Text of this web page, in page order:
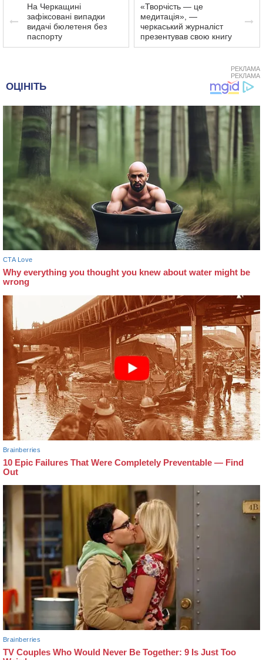
На Черкащині
зафіксовані випадки
видачі бюлетеня без
паспорту
«Творчість — це
медитація», —
черкаський журналіст
презентував свою книгу
РЕКЛАМА
РЕКЛАМА